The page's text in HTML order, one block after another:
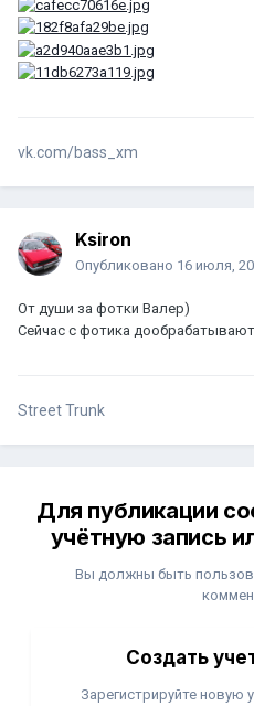
vk.com/bass_xm
Ksiron
Опубликовано 16 июля,
От души за фотки Валер)
Сейчас с фотика
Street Trunk
Для публикации
учётную запись
Вы должны быть
Создать
Зарегистрируйте новую